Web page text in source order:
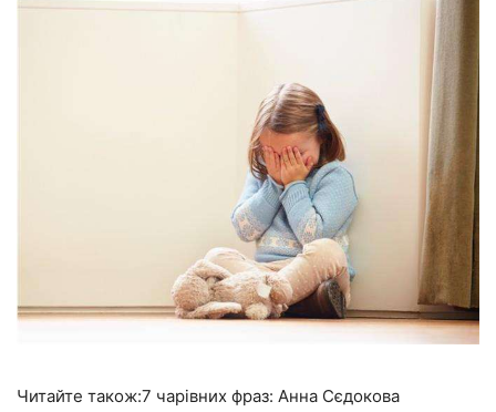
Читайте також:7 чарівних фраз: Анна Сєдокова